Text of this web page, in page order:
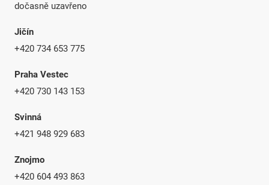
dočasně uzavřeno
Jičín
+420 734 653 775
Praha Vestec
+420 730 143 153
Svinná
+421 948 929 683
Znojmo
+420 604 493 863